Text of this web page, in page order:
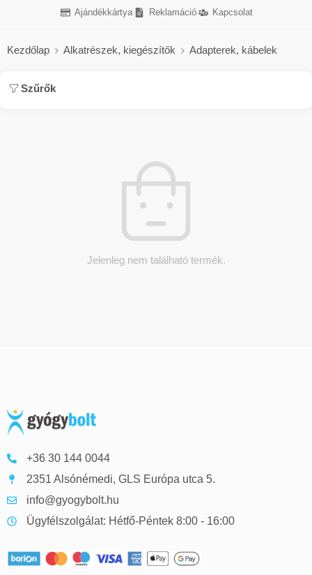
Ajándékkártya Reklamáció Kapcsolat
Kezdőlap Alkatrészek, kiegészítők Adapterek, kábelek
Szűrők
Jelenleg nem található termék.
+36 30 144 0044
2351 Alsónémedi, GLS Európa utca 5.
info@gyogybolt.hu
Ügyfélszolgálat: Hétfő-Péntek 8:00 - 16:00